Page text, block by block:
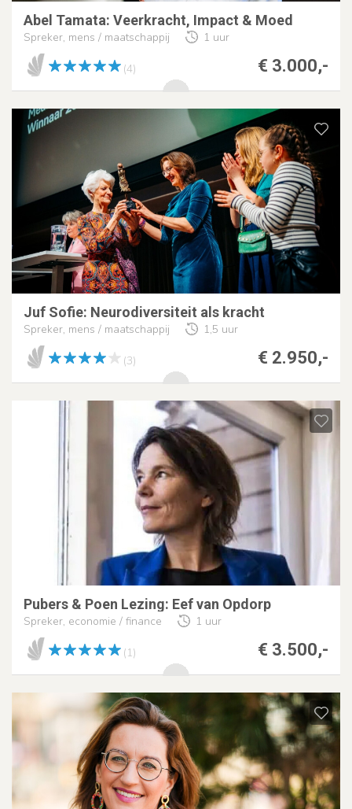
Abel Tamata: Veerkracht, Impact & Moed
Spreker, mens / maatschappij 1 uur
€ 3.000,-
(4)
Juf Sofie: Neurodiversiteit als kracht
Spreker, mens / maatschappij 1,5 uur
€ 2.950,-
(3)
Pubers & Poen Lezing: Eef van Opdorp
Spreker, economie / finance 1 uur
€ 3.500,-
(1)